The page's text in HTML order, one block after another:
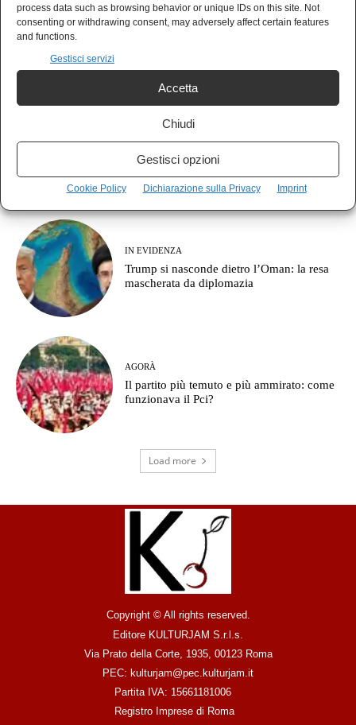
process data such as browsing behavior or unique IDs on this site. Not
consenting or withdrawing consent, may adversely affect certain features
and functions.
Gestisci servizi
Accetta
Chiudi
Gestisci opzioni
Cookie Policy Dichiarazione sulla Privacy Imprint
NEWS
La NATO sunnita è nata alla Mecca e
Il clima sparito dalla campagna elettorale,
e chi ne pagherà il conto
IN EVIDENZA
Trump si nasconde dietro l’Oman: la resa
mascherata da diplomazia
AGORÀ
Il partito più temuto e più ammirato: come
funzionava il Pci?
Load more
Copyright © All rights reserved.
Editore KULTURJAM S.r.l.s.
Via Prato della Corte, 1935, 00123 Roma
PEC: kulturjam@pec.kulturjam.it
Partita IVA: 15661181006
Registro Imprese di Roma